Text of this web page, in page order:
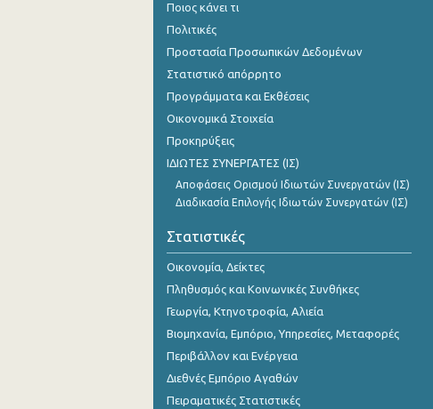
Ποιος κάνει τι
Πολιτικές
Προστασία Προσωπικών Δεδομένων
Στατιστικό απόρρητο
Προγράμματα και Εκθέσεις
Οικονομικά Στοιχεία
Προκηρύξεις
ΙΔΙΩΤΕΣ ΣΥΝΕΡΓΑΤΕΣ (ΙΣ)
Αποφάσεις Ορισμού Ιδιωτών Συνεργατών (ΙΣ)
Διαδικασία Επιλογής Ιδιωτών Συνεργατών (ΙΣ)
Στατιστικές
Οικονομία, Δείκτες
Πληθυσμός και Κοινωνικές Συνθήκες
Γεωργία, Κτηνοτροφία, Αλιεία
Βιομηχανία, Εμπόριο, Υπηρεσίες, Μεταφορές
Περιβάλλον και Ενέργεια
Διεθνές Εμπόριο Αγαθών
Πειραματικές Στατιστικές